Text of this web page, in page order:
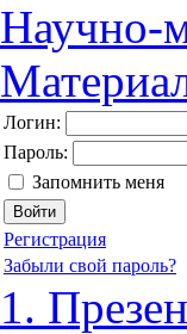
Научно-
Логин:
Пароль:
Запомнить меня
Регистрация
Забыли свой пароль?
1.